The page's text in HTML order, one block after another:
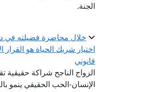
الجنة.
خلال محاضرة فضيلته في
اختيار شريك الحياة هو
قانوني
الزواج الناجح شراكة
الإنسان-الحب الحقيقي ينمو